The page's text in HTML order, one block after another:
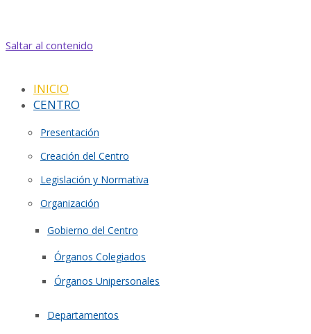
Saltar al contenido
INICIO
CENTRO
Presentación
Creación del Centro
Legislación y Normativa
Organización
Gobierno del Centro
Órganos Colegiados
Órganos Unipersonales
Departamentos